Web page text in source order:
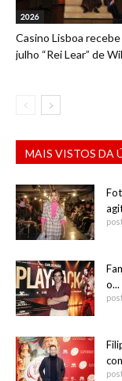
2026
Casino Lisboa
julho “Rei Lear” de
MAIS VISTOS DA
o...